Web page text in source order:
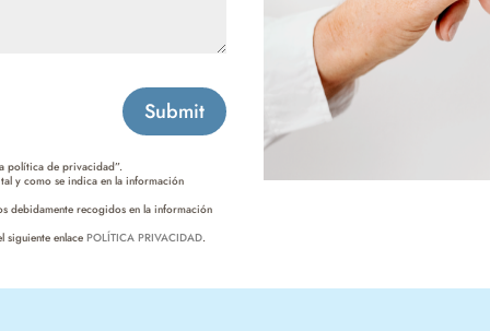
Submit
política de privacidad”.
y como se indica en la información
debidamente recogidos en la información
siguiente enlace POLÍTICA PRIVACIDAD.